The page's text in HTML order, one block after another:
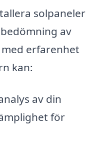
solpaneler
av
erfarenhet
kan:
av din
för